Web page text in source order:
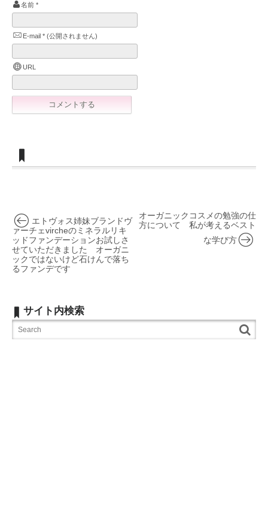
名前 *
E-mail * (公開されません)
URL
オーガニックコスメの勉強の仕
方について 私が考えるベスト
な学び方
エトヴォス姉妹ブランドヴ
ァーチェvircheのミネラルリキ
ッドファンデーションお試しさ
せていただきました オーガニ
ックではないけど石けんで落ち
るファンデです
サイト内検索